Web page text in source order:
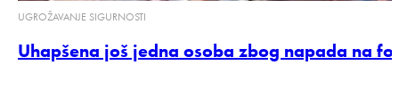
UGROŽAVANJE SIGURNOSTI
Uhapšena još jedna osoba zbog napada na